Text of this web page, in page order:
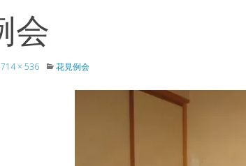
会
714 × 536 花見例会